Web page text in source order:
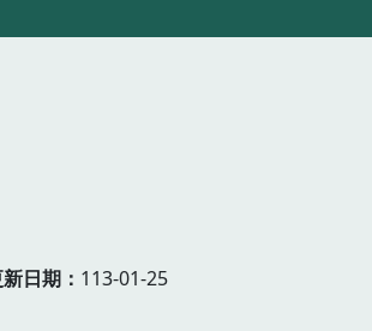
日期 113-01-25